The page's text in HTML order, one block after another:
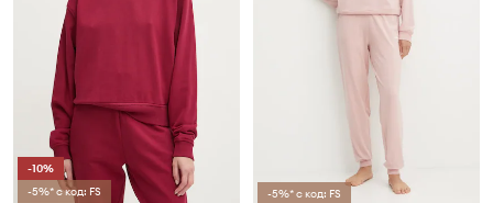
-10%
-5%* с код: FS
-5%* с код: FS